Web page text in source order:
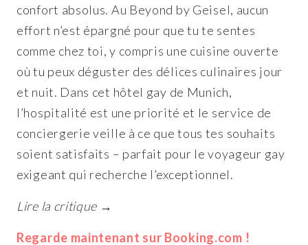
confort absolus. Au Beyond by Geisel, aucun
effort n’est épargné pour que tu te sentes
comme chez toi, y compris une cuisine ouverte
où tu peux déguster des délices culinaires jour
et nuit. Dans cet hôtel gay de Munich,
l’hospitalité est une priorité et le service de
conciergerie veille à ce que tous tes souhaits
soient satisfaits – parfait pour le voyageur gay
exigeant qui recherche l’exceptionnel.
Lire la critique →
Regarde maintenant sur Booking.com !